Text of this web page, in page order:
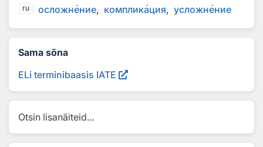
ru осложнение компликация усложнение
Sama sõna
ELi terminibaasis IATE
Otsin lisanäiteid...